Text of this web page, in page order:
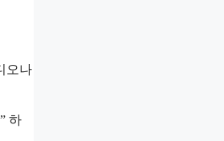
오나
하